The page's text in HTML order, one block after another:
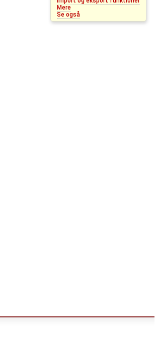
Mere
Se også